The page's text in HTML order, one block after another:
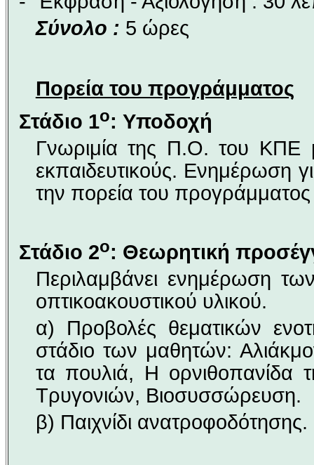
Σύνολο : 5 ώρες
Πορεία του προγράμματος
Στάδιο 1ο: Υποδοχή
Γνωριμία της Π.Ο. του ΚΠΕ
εκπαιδευτικούς. Ενημέρωση
την πορεία του προγράμματος
Στάδιο 2ο: Θεωρητική
Περιλαμβάνει ενημέρωση
οπτικοακουστικού υλικού.
α) Προβολές θεματικών
στάδιο των μαθητών:
τα πουλιά, Η ορνιθοπανίδα
Τρυγονιών, Βιοσυσσώρευση.
β) Παιχνίδι ανατροφοδότησης.